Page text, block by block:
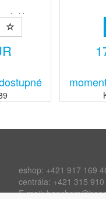
ksKarta
eshop: +421 917 169
centrála: +421 315 910
E-mail: